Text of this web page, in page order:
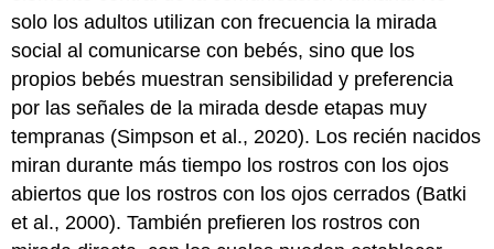
solo los adultos utilizan con frecuencia la mirada
social al comunicarse con bebés, sino que los
propios bebés muestran sensibilidad y preferencia
por las señales de la mirada desde etapas muy
tempranas (Simpson et al., 2020). Los recién nacidos
miran durante más tiempo los rostros con los ojos
abiertos que los rostros con los ojos cerrados (Batki
et al., 2000). También prefieren los rostros con